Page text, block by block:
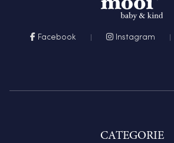
Facebook Instagram
CATEGORIE